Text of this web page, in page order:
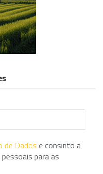
de Dados e consinto a
para as